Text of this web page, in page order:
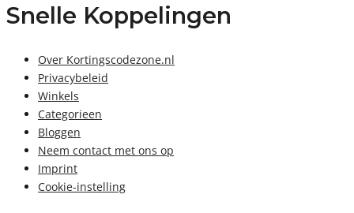
Snelle Koppelingen
Over Kortingscodezone.nl
Privacybeleid
Winkels
Categorieen
Bloggen
Neem contact met ons op
Imprint
Cookie-instelling